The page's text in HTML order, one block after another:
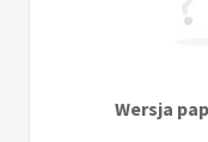
Wersja